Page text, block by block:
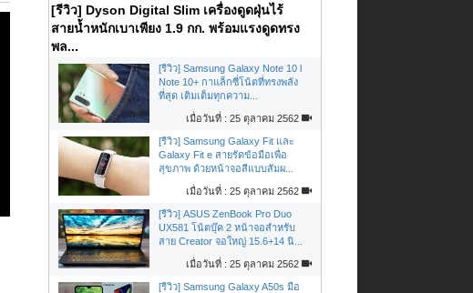
[รีวิว] Dyson Digital Slim เครื่องดูดฝุ่นไร้
สายน้ำหนักเบาเพียง 1.9 กก. พร้อมแรงดูดทรง
พล...
[รีวิว] Samsung Galaxy Note 10 l
Note 10+ กาแล็กซี่โน้ตที่ทรงพลัง
ที่สุด เติมเต็มทุกความ...
เมื่อวันที่ : 25 ตุลาคม 2562
[รีวิว] Samsung Galaxy Fit และ
Galaxy Fit e สายรัดข้อมือเพื่อ
สุขภาพ ด้วยหน้าจอสีแบบสัมผ...
เมื่อวันที่ : 25 ตุลาคม 2562
[รีวิว] ASUS ZenBook Pro Duo
UX581 โน้ตบุ๊ค 2 หน้าจอสำหรับ
สาย Creator จอใหญ่ 15.6+14 นิ...
เมื่อวันที่ : 25 ตุลาคม 2562
[รีวิว] Samsung Galaxy A50s มือ